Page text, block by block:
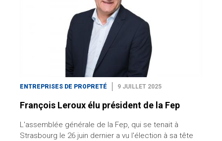
ENTREPRISES DE PROPRETÉ 9 JUILLET 2025
François Leroux élu président de la Fep
L'assemblée générale de la Fep, qui se tenait à
Strasbourg le 26 juin dernier a vu l'élection à sa tête